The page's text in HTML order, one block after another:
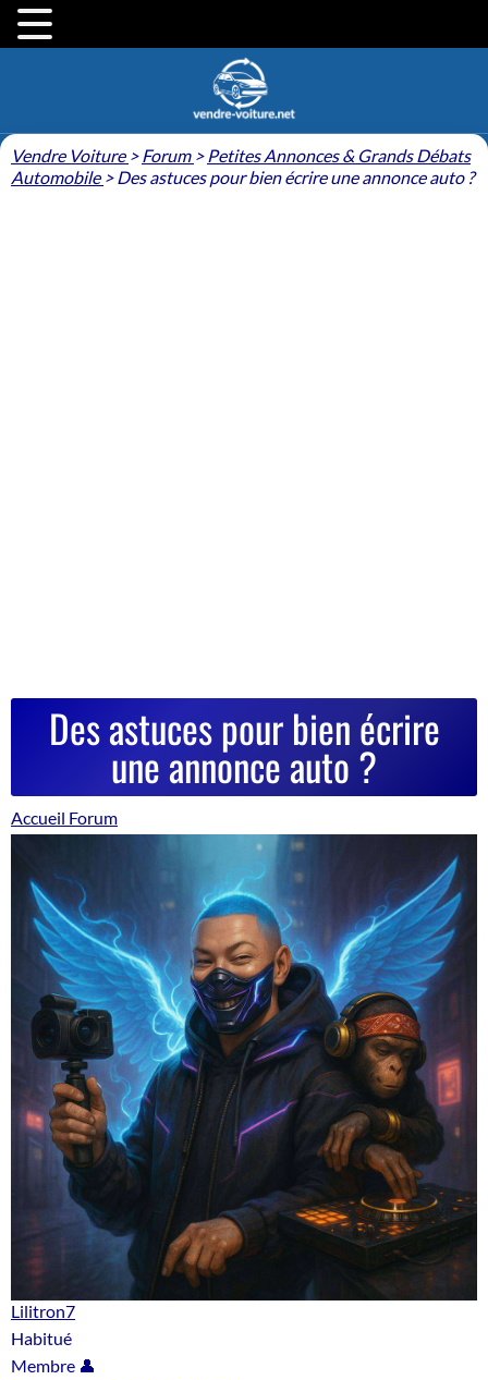
Vendre Voiture > Forum > Petites Annonces & Grands Débats
Automobile > Des astuces pour bien écrire une annonce auto ?
Des astuces pour bien écrire
une annonce auto ?
Accueil Forum
Lilitron7
Habitué
Membre 👤